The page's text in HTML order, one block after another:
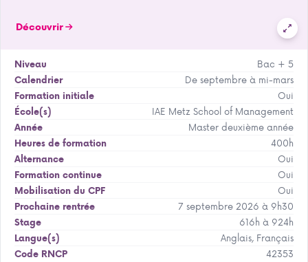
Découvrir
Niveau
Bac + 5
Calendrier
De septembre à mi-mars
Formation initiale
Oui
École(s)
IAE Metz School of Management
Année
Master deuxième année
Heures de formation
400h
Alternance
Oui
Formation continue
Oui
Mobilisation du CPF
Oui
Prochaine rentrée
7 septembre 2026 à 9h30
Stage
616h à 924h
Langue(s)
Anglais, Français
Code RNCP
42353